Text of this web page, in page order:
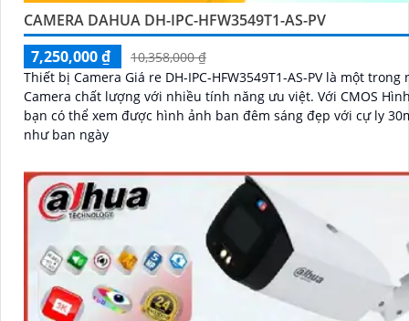
CAMERA DAHUA DH-IPC-HFW3549T1-AS-PV
7,250,000 ₫
10,358,000 ₫
Thiết bị Camera Giá re DH-IPC-HFW3549T1-AS-PV là một trong
Camera chất lượng với nhiều tính năng ưu việt. Với CMOS Hình ảnh,
bạn có thể xem được hình ảnh ban đêm sáng đẹp với cự ly
như ban ngày